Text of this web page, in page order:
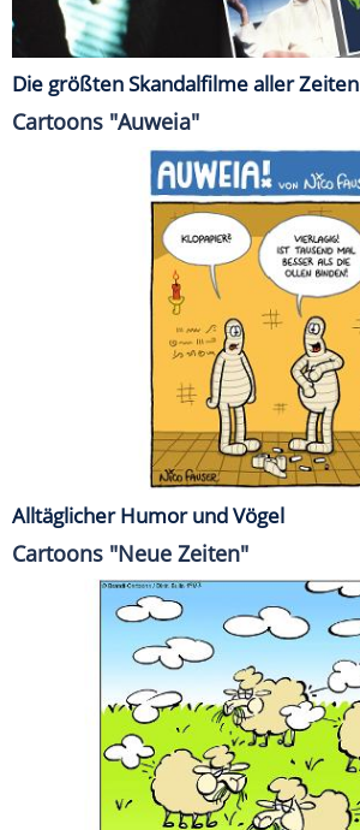
Die größten Skandalfilme aller Zeiten
Cartoons "Auweia"
Alltäglicher Humor und Vögel
Cartoons "Neue Zeiten"